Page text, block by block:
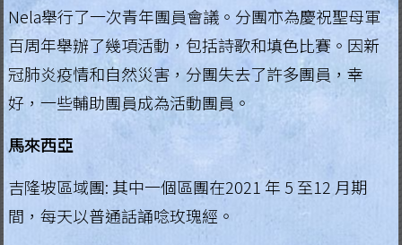
o
f
a
r
y
H
o
Nela舉行了一次青年團員會議。分團亦為慶祝聖母軍
百周年舉辦了幾項活動，包括詩歌和填色比賽。因新
冠肺炎疫情和自然災害，分團失去了許多團員，幸
好，一些輔助團員成為活動團員。
馬來西亞
吉隆坡區域團: 其中一個區團在2021 年 5 至12 月期
間，每天以普通話誦唸玫瑰經。